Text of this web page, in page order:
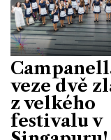
veze dvě
z velkého
festivalu v